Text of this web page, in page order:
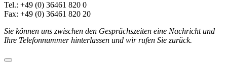
Tel.: +49 (0) 36461 820 0
Fax: +49 (0) 36461 820 20
Sie können uns zwischen den Gesprächszeiten eine Nachricht und
Ihre Telefonnummer hinterlassen und wir rufen Sie zurück.